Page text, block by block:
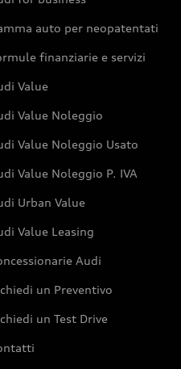
auto per neopatentati
finanziarie e servizi
Value
Value Noleggio
Value Noleggio Usato
Value Noleggio P. IVA
Urban Value
Value Leasing
Audi
un Preventivo
un Test Drive